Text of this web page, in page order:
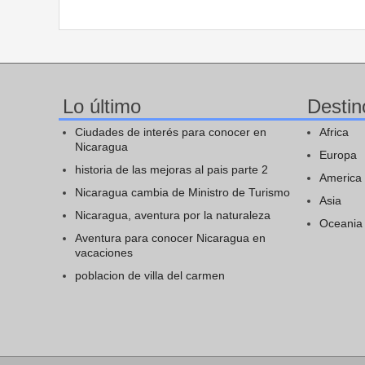
Lo último
Ciudades de interés para conocer en
Nicaragua
historia de las mejoras al pais parte 2
Nicaragua cambia de Ministro de Turismo
Nicaragua, aventura por la naturaleza
Aventura para conocer Nicaragua en
vacaciones
poblacion de villa del carmen
Africa
Europa
America
Asia
Oceania